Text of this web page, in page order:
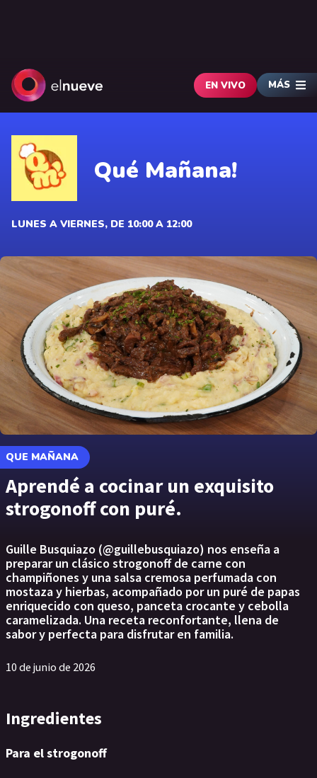
EN VIVO MÁS
Qué Mañana!
LUNES A VIERNES, DE 10:00 A 12:00
QUE MAÑANA
Aprendé a cocinar un exquisito
strogonoff con puré.
Guille Busquiazo (@guillebusquiazo) nos enseña a
preparar un clásico strogonoff de carne con
champiñones y una salsa cremosa perfumada con
mostaza y hierbas, acompañado por un puré de papas
enriquecido con queso, panceta crocante y cebolla
caramelizada. Una receta reconfortante, llena de
sabor y perfecta para disfrutar en familia.
10 de junio de 2026
Ingredientes
Para el strogonoff